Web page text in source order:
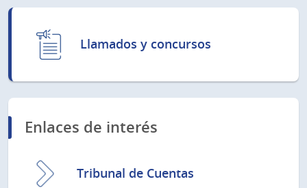
Llamados y concursos
Enlaces de interés
Tribunal de Cuentas